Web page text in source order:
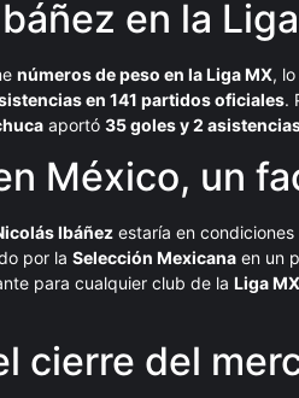
en la
números de peso en la Liga MX,
en 141 partidos oficiales.
aportó 35 goles y 2
México, un
Ibáñez estaría en
por la Selección Mexicana en un
para cualquier club de la Liga MX
cierre del